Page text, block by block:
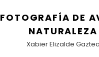
FOTOGRAFÍA DE
NATURALEZA
Xabier Elizalde Gaztea